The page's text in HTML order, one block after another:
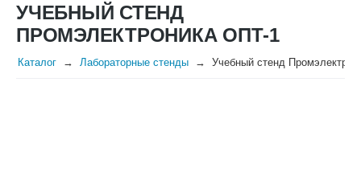
УЧЕБНЫЙ СТЕНД
ПРОМЭЛЕКТРОНИКА ОПТ-1
Каталог Лабораторные стенды Учебный стенд